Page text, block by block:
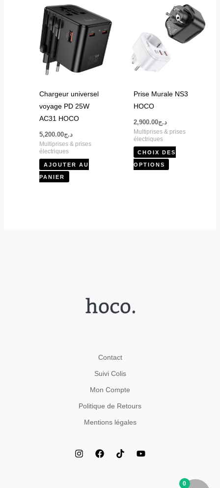
Chargeur universel
voyage PD 25W
AC31 HOCO
د.ج5,200.00
Multiprises & prises
électriques
AJOUTER AU
PANIER
Prise Murale NS3
HOCO
د.ج2,900.00
Multiprises & prises
électriques
CHOIX DES
OPTIONS
produit
a
plusieurs
page
Contact
Suivi Colis
Mon Compte
Politique de Retours
Mentions légales
0